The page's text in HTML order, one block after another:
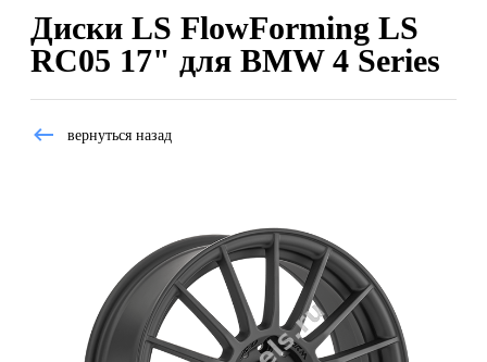
Диски LS FlowForming LS
RC05 17" для BMW 4 Series
вернуться назад